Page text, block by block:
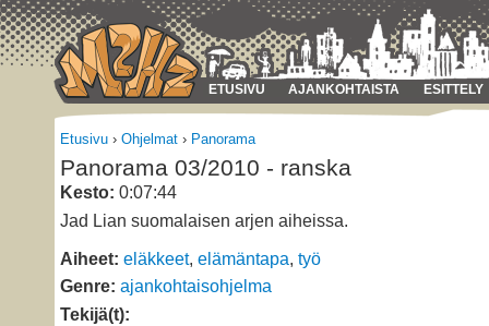
ETUSIVU AJANKOHTAISTA ESITTELY
Etusivu › Ohjelmat › Panorama
Panorama 03/2010 - ranska
Kesto: 0:07:44
Jad Lian suomalaisen arjen aiheissa.
Aiheet: eläkkeet, elämäntapa, työ
Genre: ajankohtaisohjelma
Tekijä(t):